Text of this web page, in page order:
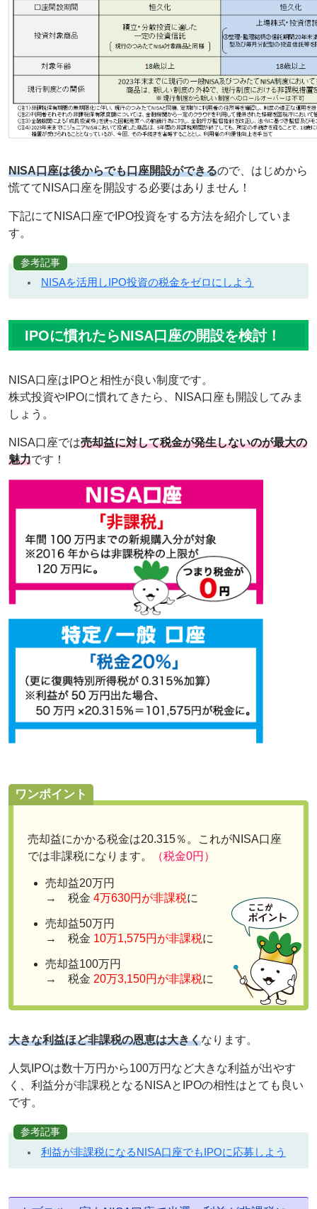
NISA口座は後からでも口座開設ができるので、はじめから
慌ててNISA口座を開設する必要はありません！
下記にてNISA口座でIPO投資をする方法を紹介していま
す。
参考記事
NISAを活用しIPO投資の税金をゼロにしよう
IPOに慣れたらNISA口座の開設を検討！
NISA口座はIPOと相性が良い制度です。
株式投資やIPOに慣れてきたら、NISA口座も開設してみま
しょう。
NISA口座では売却益に対して税金が発生しないのが最大の
魅力です！
ワンポイント
売却益にかかる税金は20.315％。これがNISA口座
では非課税になります。
（税金0円）
売却益20万円
→ 税金 4万630円が非課税に
売却益50万円
→ 税金 10万1,575円が非課税に
売却益100万円
→ 税金 20万3,150円が非課税に
大きな利益ほど非課税の恩恵は大きくなります。
人気IPOは数十万円から100万円など大きな利益が出やす
く、利益分が非課税となるNISAとIPOの相性はとても良い
です。
参考記事
利益が非課税になるNISA口座でもIPOに応募しよう